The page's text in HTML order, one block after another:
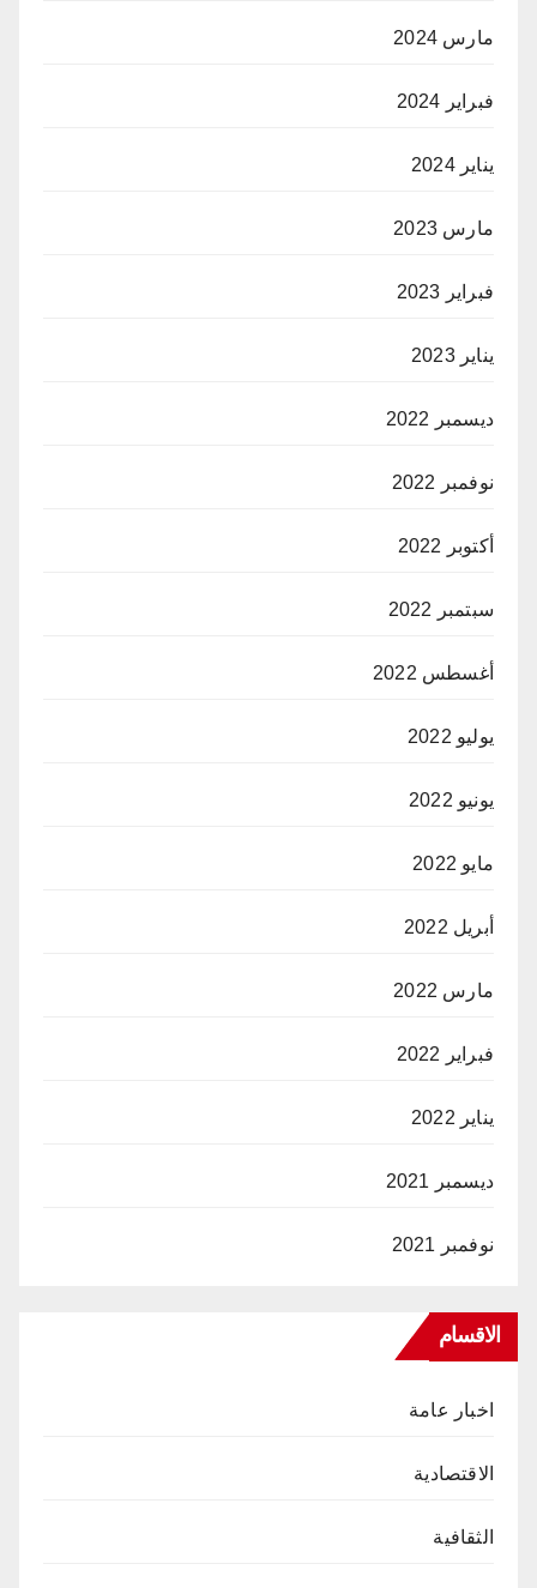
مارس 2024
فبراير 2024
يناير 2024
مارس 2023
فبراير 2023
يناير 2023
ديسمبر 2022
نوفمبر 2022
أكتوبر 2022
سبتمبر 2022
أغسطس 2022
يوليو 2022
يونيو 2022
مايو 2022
أبريل 2022
مارس 2022
فبراير 2022
يناير 2022
ديسمبر 2021
نوفمبر 2021
الاقسام
اخبار عامة
الاقتصادية
الثقافية